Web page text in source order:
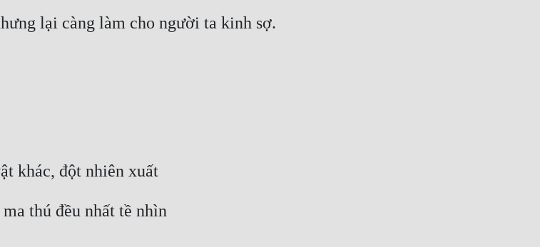
lại càng làm cho người ta kinh sợ.
khác, đột nhiên xuất
thú đều nhất tề nhìn